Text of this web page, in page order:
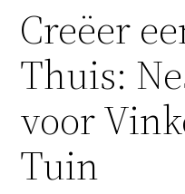
Creëer
Thuis:
voor
Tuin